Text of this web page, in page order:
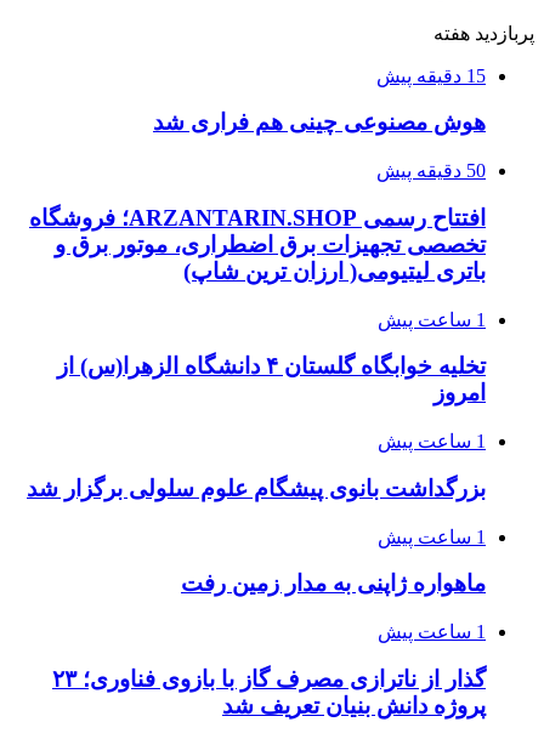
پربازدید هفته
15 دقیقه پیش
هوش مصنوعی چینی هم فراری شد
50 دقیقه پیش
افتتاح رسمی ARZANTARIN.SHOP؛ فروشگاه
تخصصی تجهیزات برق اضطراری، موتور برق و
باتری لیتیومی( ارزان ترین شاپ)
1 ساعت پیش
تخلیه خوابگاه گلستان ۴ دانشگاه الزهرا(س) از
امروز
1 ساعت پیش
بزرگداشت بانوی پیشگام علوم سلولی برگزار شد
1 ساعت پیش
ماهواره ژاپنی به مدار زمین رفت
1 ساعت پیش
گذار از ناترازی مصرف گاز با بازوی فناوری؛ ۲۳
پروژه دانش بنیان تعریف شد